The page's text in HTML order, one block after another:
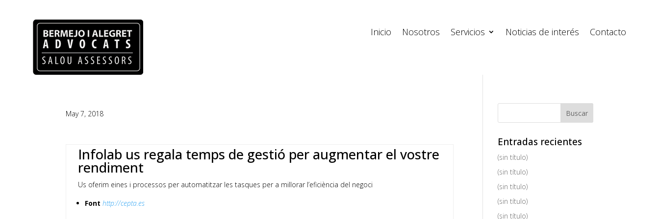
Inicio Nosotros Servicios Noticias de interés Contacto
May 7, 2018
Infolab us regala temps de gestió per augmentar el vostre
rendiment
Us oferim eines i processos per automatitzar les tasques per a millorar l’eficiència del negoci
Fonthttp://cepta.es
Entradas recientes
(sin título)
(sin título)
(sin título)
(sin título)
(sin título)